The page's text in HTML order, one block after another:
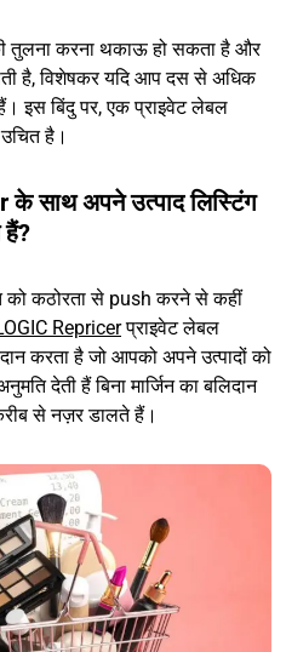
तुलना करना थकाऊ हो सकता है और
है, विशेषकर यदि आप दस से अधिक
इस बिंदु पर, एक प्राइवेट लेबल
है।
साथ अपने उत्पाद लिस्टिंग
कठोरता से push करने से कहीं
Repricerप्राइवेट लेबल
करता है जो आपको अपने उत्पादों को
देती हैं बिना मार्जिन का बलिदान
से नज़र डालते हैं।